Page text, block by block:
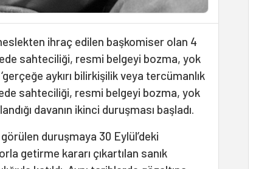
ihraç edilen başkomiser olan 4
sahteciliği, resmi belgeyi bozma, yok
aykırı bilirkişilik veya tercümanlık
sahteciliği, resmi belgeyi bozma, yok
davanın ikinci duruşması başladı.
duruşmaya 30 Eylül’deki
getirme kararı çıkartılan sanık